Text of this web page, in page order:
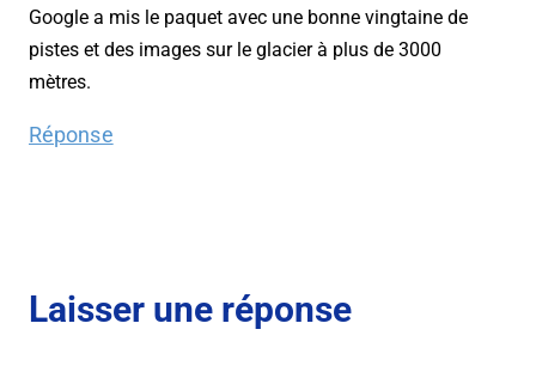
Google a mis le paquet avec une bonne vingtaine de
pistes et des images sur le glacier à plus de 3000
mètres.
Réponse
Laisser une réponse